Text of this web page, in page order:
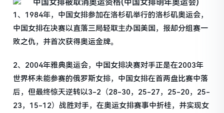
1、1984年，中国女排参加在洛杉矶举行的洛杉矶奥运会，
中国女排在决赛以直落三局轻取主办国美国，报却分组赛一
败之仇，并首次获得奥运金牌。
2、2004年雅典奥运会，中国女排决赛对手正是在2003年
世界杯未能参赛的俄罗斯女排，中国女排在首两盘比赛中落
后，但最终惊天逆转以3-2（28-30，25-27，25-20，25-
23，15-12）战胜对手，在奥运女排赛事中折桂，并实现女